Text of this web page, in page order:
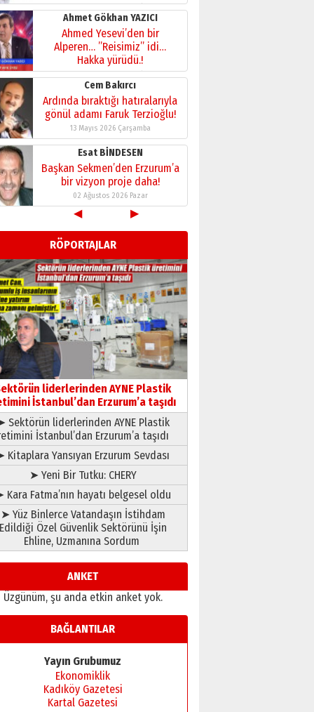
Kenan GÜLERCİ
Murat Şahsuvaroğlu ERKON’da
çıtayı yukarı taşırken,
yönetimdekiler aşağı
çekmemeli!
17 Şubat 2026 SalıOrhan BOZKURT
Bir fotoğraf, bir şehir, bir
gazeteci… Dizginler kimin
elinde?
31 Mart 2026 Salı
A. Berhan Yılmaz
BİR BÖLÜM DEĞİL, BİR ÖMÜR
SEÇİYORSUNUZ… “NEDEN
ATATÜRK ÜNİVERSİTESİ?”
Ahmed Yesevi’den bir
Alperen… ”Reisimiz” idi…
Hakka yürüdü.!
26 Mart 2026 Perşembe
Cem Bakırcı
Ardında bıraktığı hatıralarıyla
gönül adamı Faruk Terzioğlu!
13 Mayıs 2026 Çarşamba
Esat BİNDESEN
Başkan Sekmen’den Erzurum’a
bir vizyon proje daha!
02 Ağustos 2026 Pazar
◀ ▶
RÖPORTAJLAR
liderlerinden AYNE Plastik
İstanbul’dan Erzurum’a taşıdı
Sektörün liderlerinden AYNE Plastik
İstanbul’dan Erzurum’a taşıdı
Kitaplara Yansıyan Erzurum Sevdası
➤ Yeni Bir Tutku: CHERY
Kara Fatma’nın hayatı belgesel oldu
➤ Yüz Binlerce Vatandaşın İstihdam
Edildiği Özel Güvenlik Sektörünü İşin
Ehline, Uzmanına Sordum
ANKET
Üzgünüm, şu anda etkin anket yok.
BAĞLANTILAR
Yayın Grubumuz
Ekonomiklik
Kadıköy Gazetesi
Kartal Gazetesi